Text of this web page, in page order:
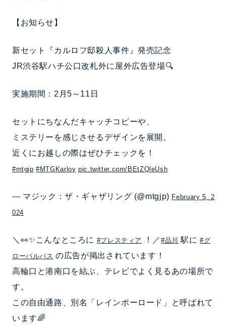
【お知らせ】
新セット『カルロフ邸殺人事件』発売記念
JR渋谷駅ハチ公口改札外に屋外広告登場🔍
実施期間：2月5～11日
セットにちなんだキャッチコピーや、
ミステリーを感じさせるデザインを展開。
近くにお越しの際はぜひチェックを！
#mtgjp #MTGKarlov pic.twitter.com/BEtZQleUsh
— マジック：ザ・ギャザリング (@mtgjp) February 5, 2
024
＼👀✨こんなところに #プレスティア ！／ #品川 駅に#グ
ローバルパス の広告が掲出されています！
高輪口と港南口を結ぶ、テレビでよく見るあの場所で
す。
この自由通路、別名「レインボーロード」と呼ばれて
います🌈